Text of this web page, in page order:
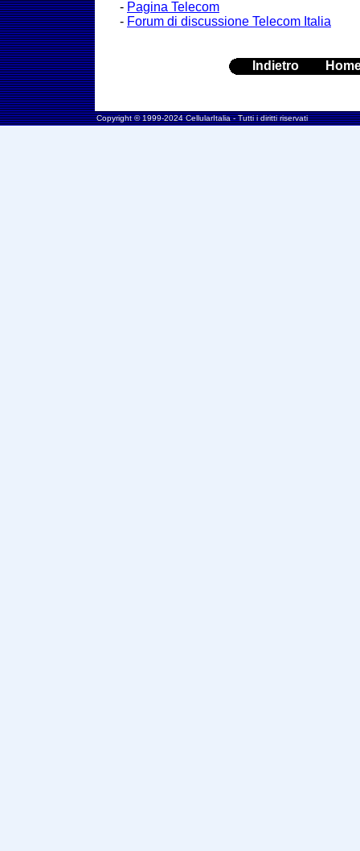
- Pagina Telecom
- Forum di discussione Telecom Italia
Indietro
Copyright © 1999-2024 CellularItalia - Tutti i diritti riservati